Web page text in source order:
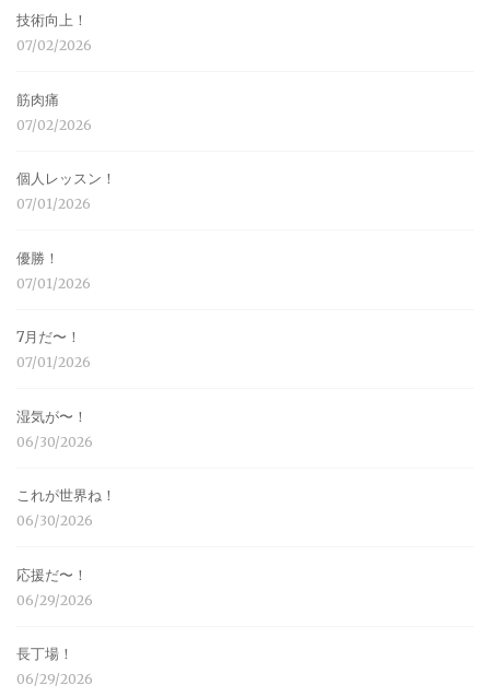
技術向上！
07/02/2026
筋肉痛
07/02/2026
個人レッスン！
07/01/2026
優勝！
07/01/2026
7月だ〜！
07/01/2026
湿気が〜！
06/30/2026
これが世界ね！
06/30/2026
応援だ〜！
06/29/2026
長丁場！
06/29/2026